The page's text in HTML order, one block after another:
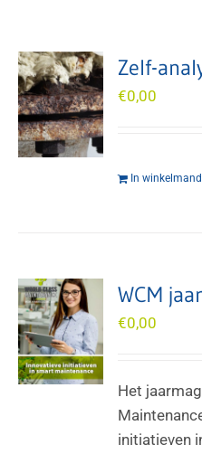
Zelf-
€0,00
In winkelmand
WCM
€0,00
Het
initiatieven